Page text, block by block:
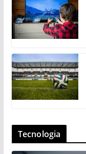
Tecnologia